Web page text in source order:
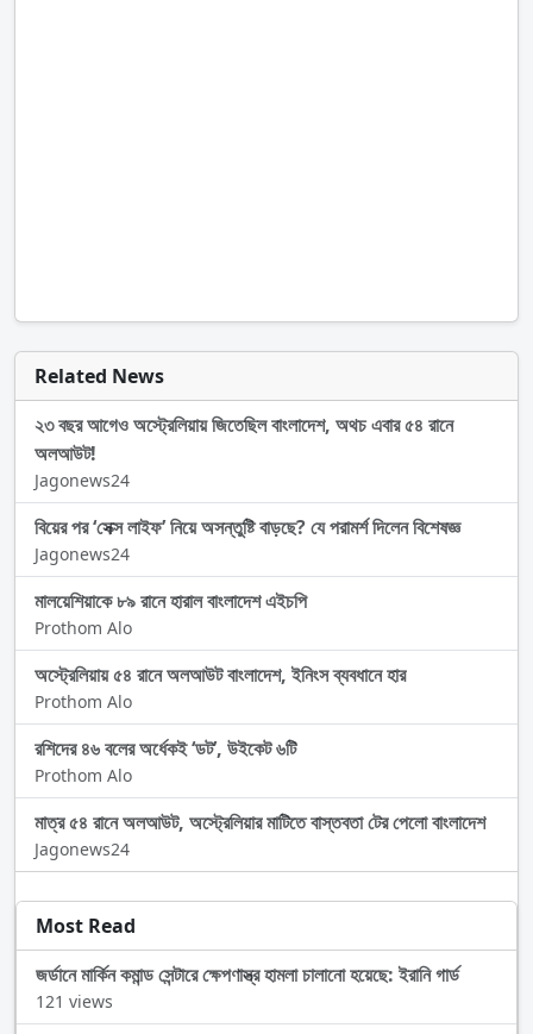
Related News
২৩ বছর আগেও অস্ট্রেলিয়ায় জিতেছিল বাংলাদেশ, অথচ এবার ৫৪ রানে
অলআউট!
Jagonews24
বিয়ের পর ‘সেক্স লাইফ’ নিয়ে অসন্তুষ্টি বাড়ছে? যে পরামর্শ দিলেন বিশেষজ্ঞ
Jagonews24
মালয়েশিয়াকে ৮৯ রানে হারাল বাংলাদেশ এইচপি
Prothom Alo
অস্ট্রেলিয়ায় ৫৪ রানে অলআউট বাংলাদেশ, ইনিংস ব্যবধানে হার
Prothom Alo
রশিদের ৪৬ বলের অর্ধেকই ‘ডট’, উইকেট ৬টি
Prothom Alo
মাত্র ৫৪ রানে অলআউট, অস্ট্রেলিয়ার মাটিতে বাস্তবতা টের পেলো বাংলাদেশ
Jagonews24
Most Read
জর্ডানে মার্কিন কমান্ড সেন্টারে ক্ষেপণাস্ত্র হামলা চালানো হয়েছে: ইরানি গার্ড
121 views